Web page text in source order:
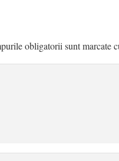
obligatorii sunt marcate